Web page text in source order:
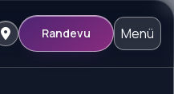
Randevu Menü